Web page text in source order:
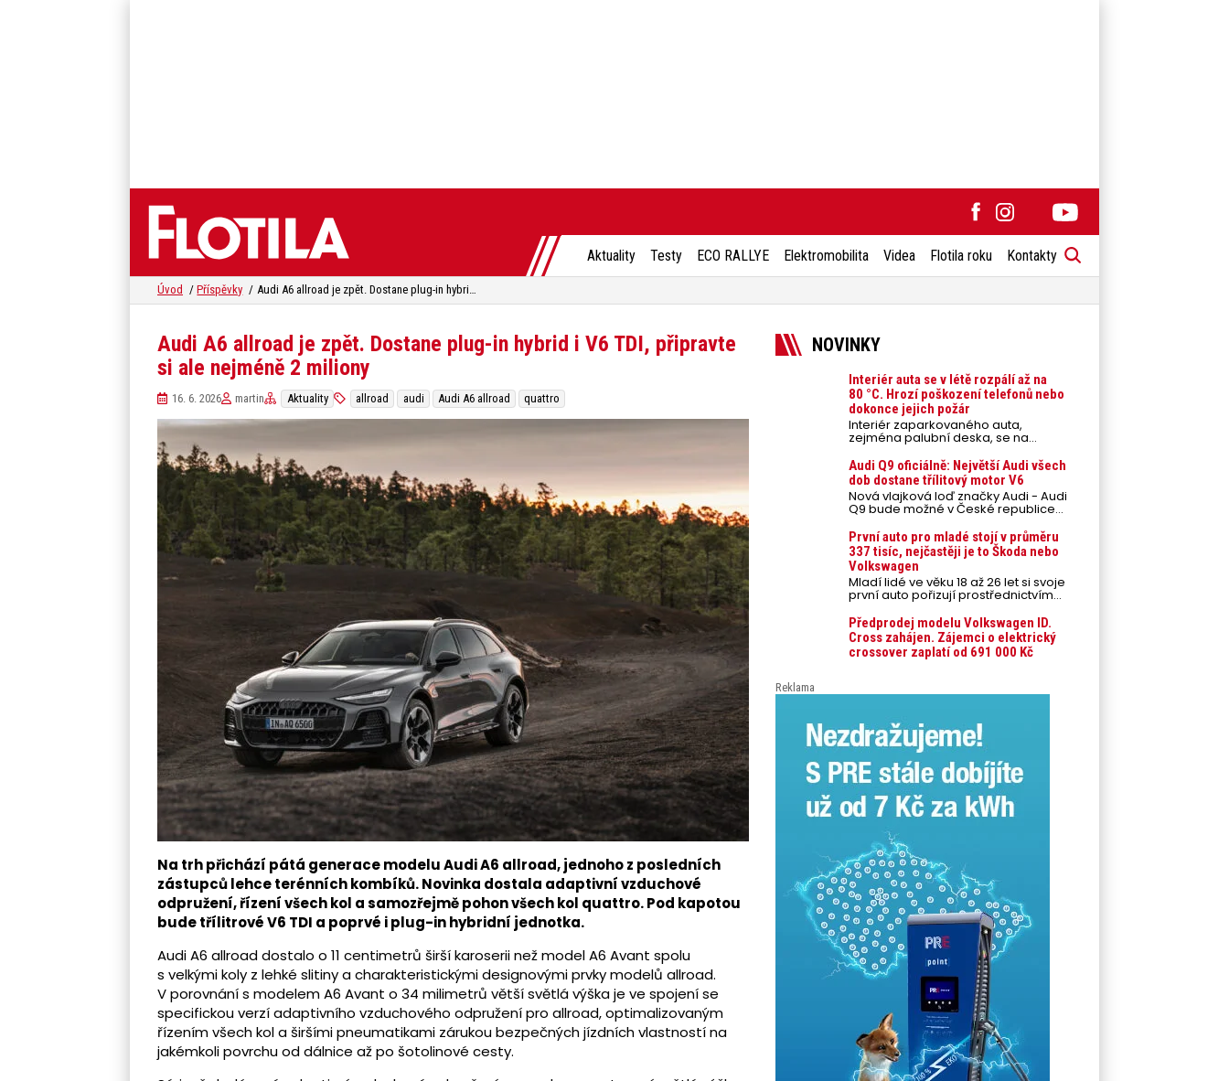
Aktuality Testy ECO RALLYE Elektromobilita Videa Flotila roku Kontakty
Úvod Příspěvky Audi A6 allroad je zpět. Dostane plug-in hybrid i V6 TDI, připravte si ale nejméně 2 miliony
Audi A6 allroad je zpět. Dostane plug-in hybrid i V6 TDI, připravte
si ale nejméně 2 miliony
16. 6. 2026 martin Aktuality allroad audi Audi A6 allroad quattro
Na trh přichází pátá generace modelu Audi A6 allroad, jednoho z posledních
zástupců lehce terénních kombíků. Novinka dostala adaptivní vzduchové
odpružení, řízení všech kol a samozřejmě pohon všech kol quattro. Pod kapotou
bude třílitrové V6 TDI a poprvé i plug-in hybridní jednotka.
Audi A6 allroad dostalo o 11 centimetrů širší karoserii než model A6 Avant spolu
s velkými koly z lehké slitiny a charakteristickými designovými prvky modelů allroad.
V porovnání s modelem A6 Avant o 34 milimetrů větší světlá výška je ve spojení se
specifickou verzí adaptivního vzduchového odpružení pro allroad, optimalizovaným
řízením všech kol a širšími pneumatikami zárukou bezpečných jízdních vlastností na
jakémkoli povrchu od dálnice až po šotolinové cesty.
NOVINKY
Interiér auta se v létě rozpálí až na
80 °C. Hrozí poškození telefonů nebo
dokonce jejich požár
Interiér zaparkovaného auta,
zejména palubní deska, se na
přímém slunci může během letních
veder rozpálit až na 80 °C. Takové
teploty představují nebezpečí pro
odložené mobilní telefony,
powerbanky nebo notebooky. Můžou
urychlit stárnutí baterií, poškodit
případech i zvýšit riziko požáru.
Audi Q9 oficiálně: Největší Audi všech
dob dostane třílitový motor V6
Nová vlajková loď značky Audi - Audi
Q9 bude možné v České republice
objednávat od prvního srpnového
týdne 2026, kde budou oznámeny
také české ceny.
První auto pro mladé stojí v průměru
337 tisíc, nejčastěji je to Škoda nebo
Volkswagen
Mladí lidé ve věku 18 až 26 let si svoje
první auto pořizují prostřednictvím
úvěrového financování jako ojeté. Je
to tak u 93,3 % lidí, jen 6,7 % si pořídí
nové auto. Průměrná pořizovací
cena vozu dosahuje 337 tisíc korun a
průměrná financovaná částka
posledních 10 let (2016–2026).
Předprodej modelu Volkswagen ID.
Cross zahájen. Zájemci o elektrický
crossover zaplatí od 691 000 Kč
Reklama